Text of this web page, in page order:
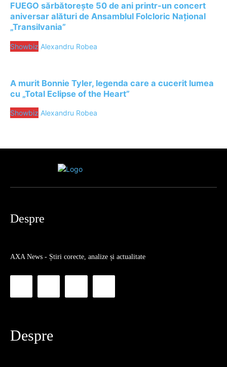
FUEGO sărbătorește 50 de ani printr-un concert
aniversar alături de Ansamblul Folcloric Național
„Transilvania”
Showbiz Alexandru Robea
A murit Bonnie Tyler, legenda care a cucerit lumea
cu „Total Eclipse of the Heart”
Showbiz Alexandru Robea
Despre
AXA News - Știri corecte, analize și actualitate
Despre